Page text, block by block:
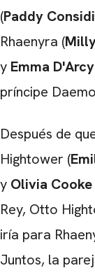
(Paddy
Rhaenyra (
y Emma D'Arcy
príncipe
Después de
Hightower (
y Olivia Cooke
Rey, Otto
iría para
Juntos, la